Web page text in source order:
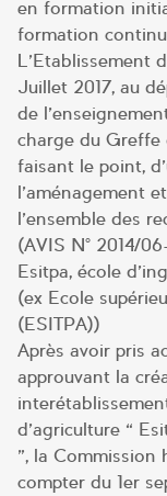
en formation
formation
L’Etablissement
Juillet 2017, au
de
charge du Greffe
faisant le point,
l’aménagement
l’ensemble des
(AVIS N° 2014/
Esitpa, école
(ex Ecole
(ESITPA))
Après avoir pris
approuvant la
d’agriculture «
», la Commission
compter du 1er